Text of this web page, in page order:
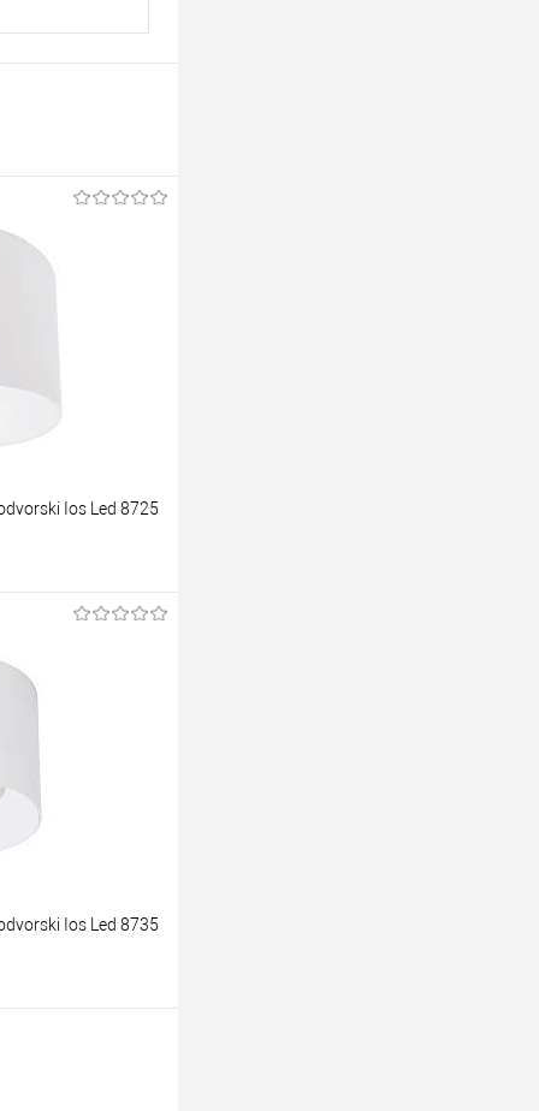
Ios Led 8725
К сравнению
Ios Led 8735